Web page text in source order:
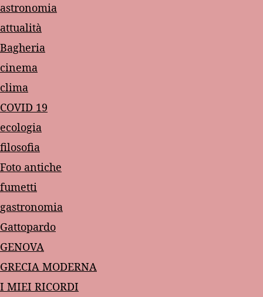
astronomia
attualità
Bagheria
cinema
clima
COVID 19
ecologia
filosofia
Foto antiche
fumetti
gastronomia
Gattopardo
GENOVA
GRECIA MODERNA
I MIEI RICORDI